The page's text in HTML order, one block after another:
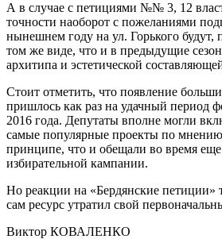
А в случае с петициями №№ 3, 12
точности наоборот с пожеланиями
нынешнем году на ул. Горького будут,
том же виде, что и в предыдущие
архитипа и эстетической
Стоит отметить, что появление
пришлось как раз на удачный период
2016 года. Депутаты вполне могли
самые популярные проекты по
принципе, что и обещали во время еще
избирательной кампании.
Но реакции на «Бердянские петиции»
сам ресурс утратил свой
Виктор КОВАЛЕНКО